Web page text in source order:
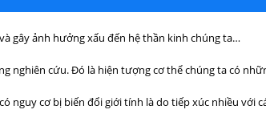
gây ảnh hưởng xấu đến hệ thần kinh chúng ta…
nghiên cứu. Đó là hiện tượng cơ thể chúng ta có
nguy cơ bị biến đổi giới tính là do tiếp xúc nhiều